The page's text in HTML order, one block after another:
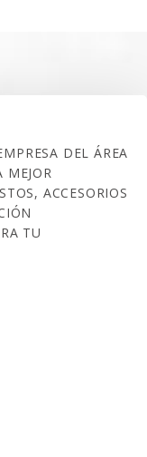
DEL ÁREA
MEJOR
ACCESORIOS
TU